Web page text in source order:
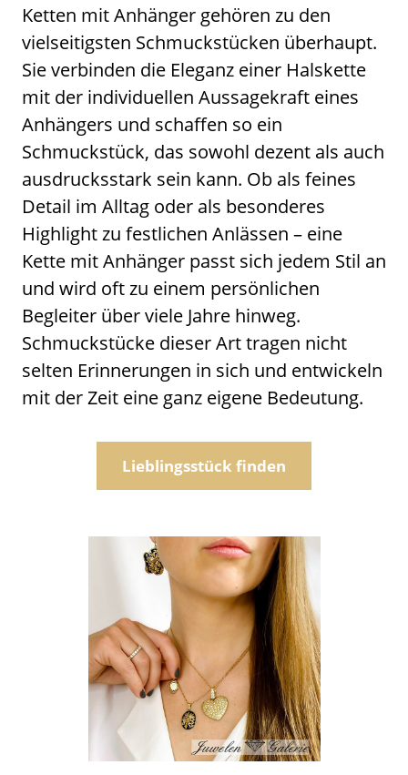
Ketten mit Anhänger gehören zu den
vielseitigsten Schmuckstücken überhaupt.
Sie verbinden die Eleganz einer Halskette
mit der individuellen Aussagekraft eines
Anhängers und schaffen so ein
Schmuckstück, das sowohl dezent als auch
ausdrucksstark sein kann. Ob als feines
Detail im Alltag oder als besonderes
Highlight zu festlichen Anlässen – eine
Kette mit Anhänger passt sich jedem Stil an
und wird oft zu einem persönlichen
Begleiter über viele Jahre hinweg.
Schmuckstücke dieser Art tragen nicht
selten Erinnerungen in sich und entwickeln
mit der Zeit eine ganz eigene Bedeutung.
Lieblingsstück finden